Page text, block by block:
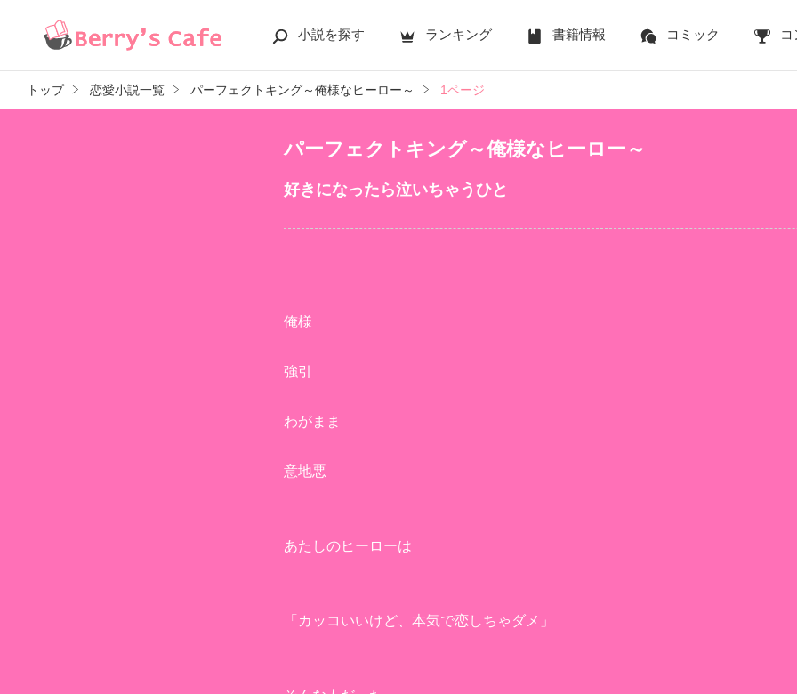
小説を探す ランキング 書籍情報 コミック
トップ 恋愛小説一覧 パーフェクトキング～俺様なヒーロー～ 1ページ
パーフェクトキング～俺様なヒーロー～
好きになったら泣いちゃうひと
俺様
強引
わがまま
意地悪
あたしのヒーローは
「カッコいいけど、本気で恋しちゃダメ」